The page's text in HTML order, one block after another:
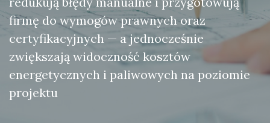
firmę do wymogów prawnych oraz
certyfikacyjnych — a jednocześnie
zwiększają widoczność kosztów
energetycznych i paliwowych na poziomie
projektu